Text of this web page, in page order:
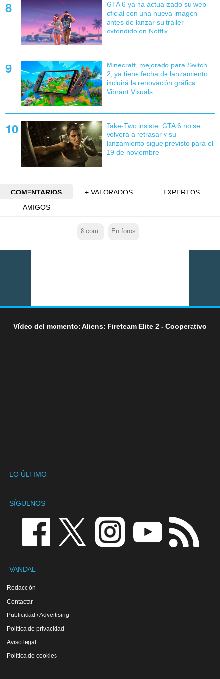
GTA 6 ya ha actualizado su web
oficial con una nueva imagen
antes de lanzar su tráiler
extendido en Netflix
Minecraft, mejorado para Switch
2, ya tiene fecha de lanzamiento:
incluirá la renovación gráfica
Vibrant Visuals
Take-Two insiste: GTA 6 no se
volverá a retrasar y su
lanzamiento sigue previsto para el
19 de noviembre
COMENTARIOS + VALORADOS
EXPERTOS
AMIGOS
8 com. En foros
Vídeo del momento: Aliens: Fireteam Elite 2 - Cooperativo
LO ÚLTIMO
SÍGUENOS
VANDAL
Redacción
Contactar
Publicidad / Advertising
Política de privacidad
Aviso legal
Política de cookies